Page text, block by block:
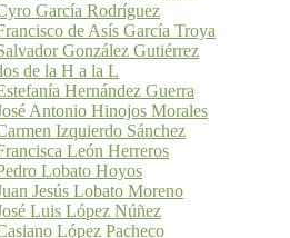
García Rodríguez
de Asís García Troya
González Gutiérrez
de la H a la L
Hernández Guerra
Antonio Hinojos Morales
Izquierdo Sánchez
León Herreros
Lobato Hoyos
Jesús Lobato Moreno
Luis López Núñez
López Pacheco